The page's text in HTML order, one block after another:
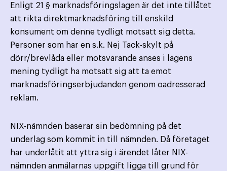
Enligt 21 § marknadsföringslagen är det inte tillåtet
att rikta direktmarknadsföring till enskild
konsument om denne tydligt motsatt sig detta.
Personer som har en s.k. Nej Tack-skylt på
dörr/brevlåda eller motsvarande anses i lagens
mening tydligt ha motsatt sig att ta emot
marknadsföringserbjudanden genom oadresserad
reklam.
NIX-nämnden baserar sin bedömning på det
underlag som kommit in till nämnden. Då företaget
har underlåtit att yttra sig i ärendet låter NIX-
nämnden anmälarnas uppgift ligga till grund för